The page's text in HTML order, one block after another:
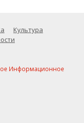
Культура
Информационное